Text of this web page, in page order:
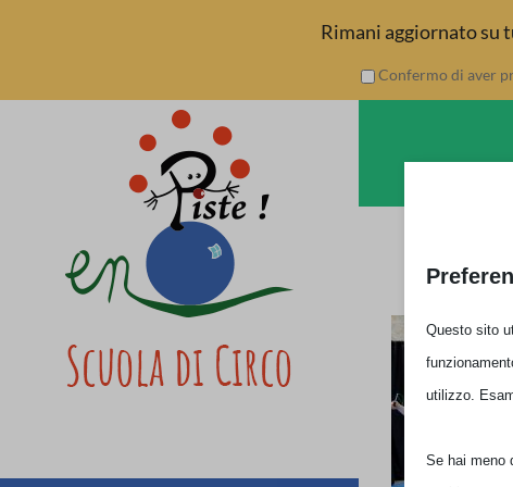
Rimani aggiornato su
Confermo di aver
Questo sito
utilizzo.
Se hai meno